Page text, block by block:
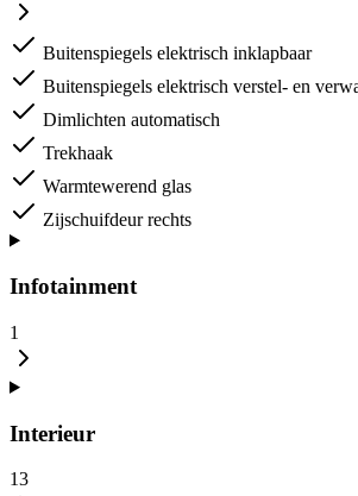
Buitenspiegels elektrisch inklapbaar
Buitenspiegels elektrisch verstel- en
Dimlichten automatisch
Trekhaak
Warmtewerend glas
Zijschuifdeur rechts
Infotainment
1
Interieur
13